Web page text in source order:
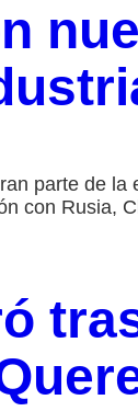
parte de la
con Rusia,